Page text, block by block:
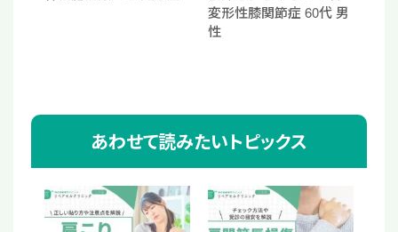
変形性膝関節症 60代 男
性
あわせて読みたいトピックス